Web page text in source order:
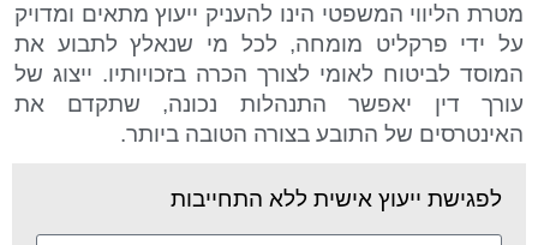
מטרת הליווי המשפטי הינו להעניק ייעוץ מתאים ומדויק
על ידי פרקליט מומחה, לכל מי שנאלץ לתבוע את
המוסד לביטוח לאומי לצורך הכרה בזכויותיו. ייצוג של
עורך דין יאפשר התנהלות נכונה, שתקדם את
האינטרסים של התובע בצורה הטובה ביותר.
לפגישת ייעוץ אישית ללא התחייבות